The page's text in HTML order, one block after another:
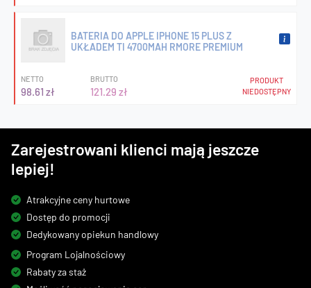
BATERIA DO APPLE IPHONE 15 PLUS Z
UKŁADEM TI 4700MAH RMORE PREMIUM
NETTO
98.61 zł
BRUTTO
121.29 zł
PRODUKT
NIEDOSTĘPNY
Zarejestrowani klienci mają jeszcze
lepiej!
Atrakcyjne ceny hurtowe
Dostęp do promocji
Dedykowany opiekun handlowy
Program Lojalnościowy
Rabaty za staż